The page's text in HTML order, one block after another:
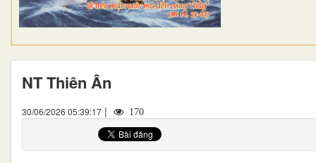
NT Thiên Ân
30/06/2026 05:39:17 | 170